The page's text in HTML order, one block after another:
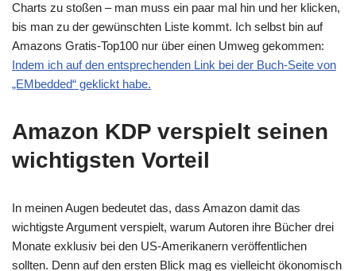
Charts zu stoßen – man muss ein paar mal hin und her klicken,
bis man zu der gewünschten Liste kommt. Ich selbst bin auf
Amazons Gratis-Top100 nur über einen Umweg gekommen:
Indem ich auf den entsprechenden Link bei der Buch-Seite von
„EMbedded“ geklickt habe.
Amazon KDP verspielt seinen
wichtigsten Vorteil
In meinen Augen bedeutet das, dass Amazon damit das
wichtigste Argument verspielt, warum Autoren ihre Bücher drei
Monate exklusiv bei den US-Amerikanern veröffentlichen
sollten. Denn auf den ersten Blick mag es vielleicht ökonomisch